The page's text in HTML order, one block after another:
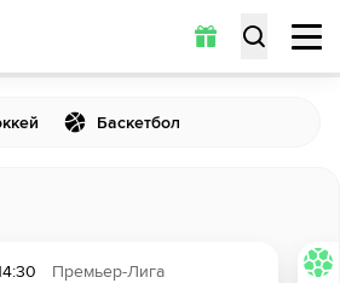
Баскетбол
Премьер-Лига